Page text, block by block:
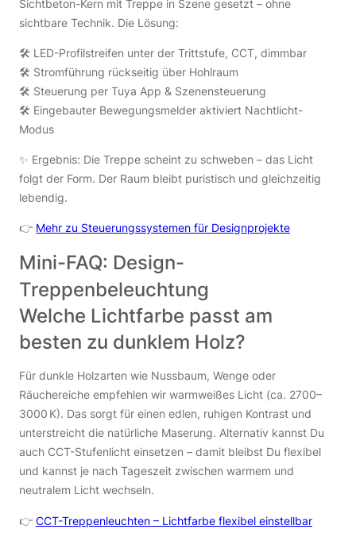
Sichtbeton-Kern mit Treppe in Szene gesetzt – ohne
sichtbare Technik. Die Lösung:
🛠 LED-Profilstreifen unter der Trittstufe, CCT, dimmbar
🛠 Stromführung rückseitig über Hohlraum
🛠 Steuerung per Tuya App & Szenensteuerung
🛠 Eingebauter Bewegungsmelder aktiviert Nachtlicht-
Modus
✨ Ergebnis: Die Treppe scheint zu schweben – das Licht
folgt der Form. Der Raum bleibt puristisch und gleichzeitig
lebendig.
👉 Mehr zu Steuerungssystemen für Designprojekte
Mini-FAQ: Design-
Treppenbeleuchtung
Welche Lichtfarbe passt am
besten zu dunklem Holz?
Für dunkle Holzarten wie Nussbaum, Wenge oder
Räuchereiche empfehlen wir warmweißes Licht (ca. 2700–
3000 K). Das sorgt für einen edlen, ruhigen Kontrast und
unterstreicht die natürliche Maserung. Alternativ kannst Du
auch CCT-Stufenlicht einsetzen – damit bleibst Du flexibel
und kannst je nach Tageszeit zwischen warmem und
neutralem Licht wechseln.
👉 CCT-Treppenleuchten – Lichtfarbe flexibel einstellbar